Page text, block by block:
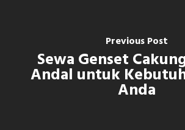
Previous Post
Sewa Genset
Andal untuk
Anda